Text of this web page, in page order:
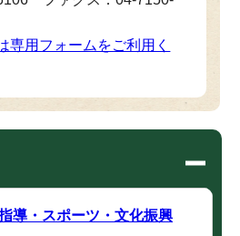
専用フォームをご利用く
導・スポーツ・文化振興